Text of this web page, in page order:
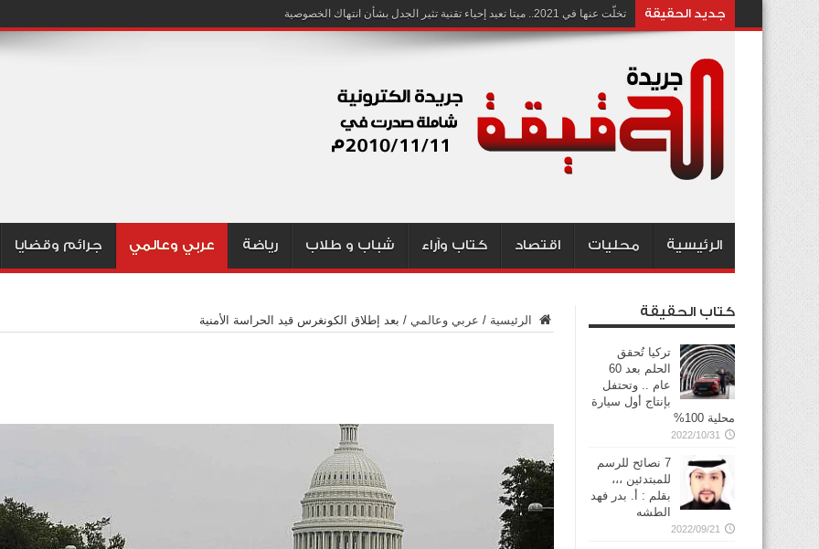
جديد الحقيقة تخلّت عنها في 2021.. ميتا تعيد إحياء تقنية تثير الجدل بشأن انتهاك الخصوصية
الرئيسية محليات اقتصاد كتاب وآراء شباب و طلاب رياضة عربي وعالمي جرائم وقضايا
الرئيسية / عربي وعالمي / بعد إطلاق الكونغرس قيد الحراسة الأمنية
كتاب الحقيقة
تركيا تُحقق
الحلم بعد 60
عام .. وتحتفل
بإنتاج أول سيارة
محلية 100%
2022/10/31
7 نصائح للرسم
للمبتدئين ،،،
بقلم : أ. بدر فهد
الطشه
2022/09/21